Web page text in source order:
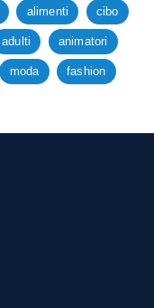
alimenti cibo
adulti animatori
moda fashion